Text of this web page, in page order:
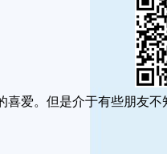
爱。但是介于有些朋友不